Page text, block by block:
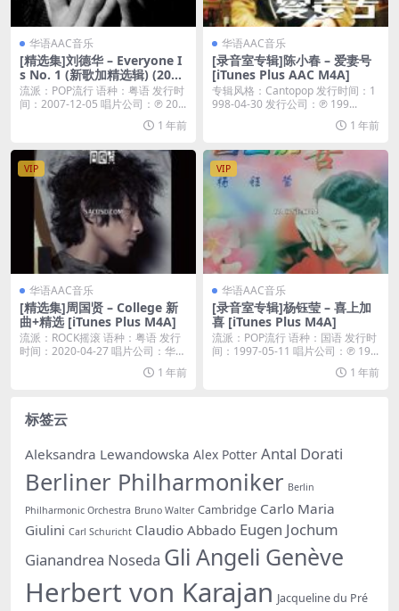
华语AAC音乐
[精选集]刘德华 – Everyone I
s No. 1 (新歌加精选辑) (200
7) [iTunes Plus M4A]
流派：POP流行 语种：粤语 发行时
间：2007-12-05 唱片公司：℗ 20...
1 年前
华语AAC音乐
[录音室专辑]陈小春 – 爱妻号
[iTunes Plus AAC M4A]
专辑风格：Cantopop 发行时间：1
998-04-30 发行公司：℗ 199...
1 年前
VIP
华语AAC音乐
[精选集]周国贤 – College 新
曲+精选 [iTunes Plus M4A]
流派：ROCK摇滚 语种：粤语 发行
时间：2020-04-27 唱片公司：华纳
1 年前
VIP
华语AAC音乐
[录音室专辑]杨钰莹 – 喜上加
喜 [iTunes Plus M4A]
流派：POP流行 语种：国语 发行时
间：1997-05-11 唱片公司：℗ 19...
1 年前
标签云
Aleksandra Lewandowska Alex Potter Antal Dorati
Berliner Philharmoniker Berlin
Philharmonic Orchestra Bruno Walter Cambridge Carlo Maria
Giulini Carl Schuricht Claudio Abbado Eugen Jochum
Gianandrea Noseda Gli Angeli Genève
Herbert von Karajan Jacqueline du Pré